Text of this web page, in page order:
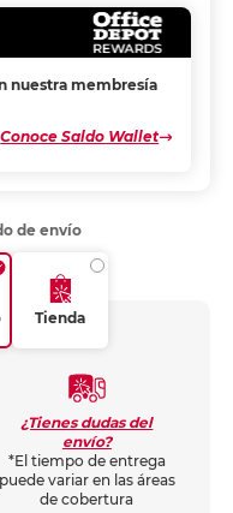
nuestra membresía
Conoce Saldo Wallet
de envío
Tienda
¿Tienes dudas del
envío?
*El tiempo de entrega
puede variar en las áreas
de cobertura